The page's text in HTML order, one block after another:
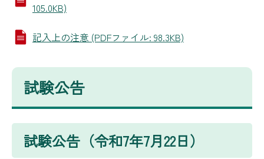
105.0KB)
記入上の注意 (PDFファイル: 98.3KB)
試験公告
試験公告（令和7年7月22日）